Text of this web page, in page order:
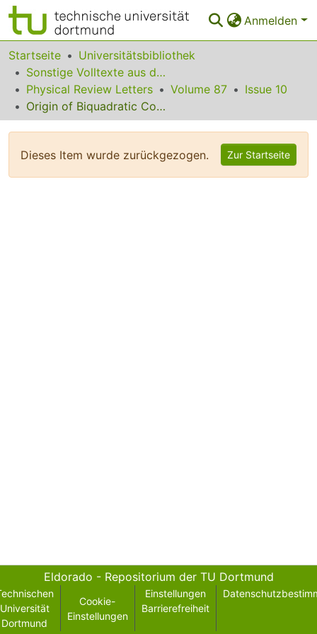
Anmelden
Bereiche & Sammlungen
Das gesamte Repositorium
Statistiken
Startseite
Universitätsbibliothek
Sonstige Volltexte aus dem Bibliotheksangebot
Physical Review Letters
Volume 87
Issue 10
Origin of Biquadratic Coupling in Fe/Cr(100) Superlattices
Dieses Item wurde zurückgezogen. Zur Startseite
Eldorado - Repositorium der TU Dortmund
Universität
Dortmund
Cookie-
Einstellungen
Einstellungen
Barrierefreiheit